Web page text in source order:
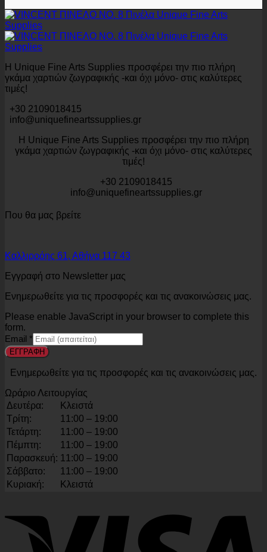
Η Unique Fine Arts Supplies προσφέρει την πιο πλήρη
γκάμα χαρτιών ζωγραφικής -και όχι μόνο- στις καλύτερες
τιμές!
+30 2109018415
info@uniquefineartssupplies.gr
Η Unique Fine Arts Supplies προσφέρει την πιο πλήρη
γκάμα χαρτιών ζωγραφικής -και όχι μόνο- στις καλύτερες
τιμές!
+30 2109018415
info@uniquefineartssupplies.gr
Που θα μας βρείτε
Καλλιρρόης 61, Αθήνα 117 43
Εγγραφή στο Newsletter μας
Ενημερωθείτε για τις προσφορές και τις ανακοινώσεις μας.
Please enable JavaScript in your browser to complete this
form.
Email *
ΕΓΓΡΑΦΗ
Ενημερωθείτε για τις προσφορές και τις ανακοινώσεις μας.
Ωράριο Λειτουργίας
Δευτέρα:
Κλειστά
Τρίτη:
11:00 – 19:00
Τετάρτη:
11:00 – 19:00
Πέμπτη:
11:00 – 19:00
Παρασκευή: 11:00 – 19:00
Σάββατο:
11:00 – 19:00
Κυριακή:
Κλειστά